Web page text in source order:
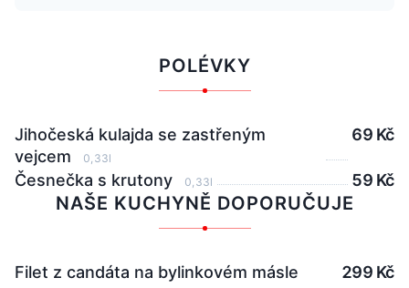
POLÉVKY
Jihočeská kulajda se zastřeným
vejcem
0,33l
69 Kč
Česnečka s krutony 0,33l 59 Kč
NAŠE KUCHYNĚ DOPORUČUJE
Filet z candáta na bylinkovém másle 299 Kč